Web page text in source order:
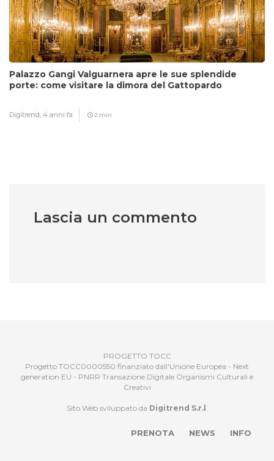
Palazzo Gangi Valguarnera apre le sue splendide
porte: come visitare la dimora del Gattopardo
Digitrend, 4 anni fa 2 min
Lascia un commento
PROGETTO TOCC
Progetto TOCC0000550 finanziato dall'Unione Europea - Next
generation EU - PNRR Transazione Digitale Organismi Culturali e
Creativi
Sito Web sviluppato da Digitrend S.r.l
PRENOTA NEWS INFO